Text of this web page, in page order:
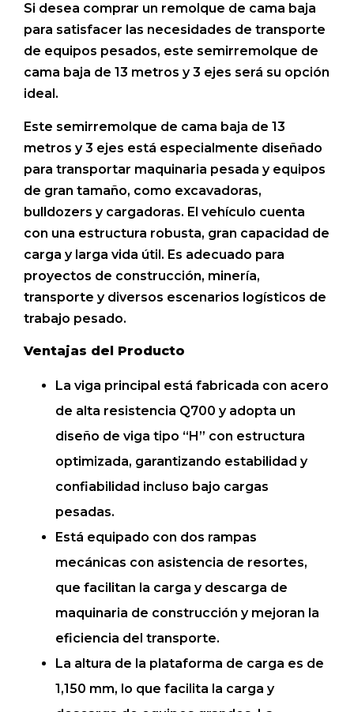
Si desea comprar un remolque de cama baja
para satisfacer las necesidades de transporte
de equipos pesados, este semirremolque de
cama baja de 13 metros y 3 ejes será su opción
ideal.
Este semirremolque de cama baja de 13
metros y 3 ejes está especialmente diseñado
para transportar maquinaria pesada y equipos
de gran tamaño, como excavadoras,
bulldozers y cargadoras. El vehículo cuenta
con una estructura robusta, gran capacidad de
carga y larga vida útil. Es adecuado para
proyectos de construcción, minería,
transporte y diversos escenarios logísticos de
trabajo pesado.
Ventajas del Producto
La viga principal está fabricada con acero
de alta resistencia Q700 y adopta un
diseño de viga tipo “H” con estructura
optimizada, garantizando estabilidad y
confiabilidad incluso bajo cargas
pesadas.
Está equipado con dos rampas
mecánicas con asistencia de resortes,
que facilitan la carga y descarga de
maquinaria de construcción y mejoran la
eficiencia del transporte.
La altura de la plataforma de carga es de
1,150 mm, lo que facilita la carga y